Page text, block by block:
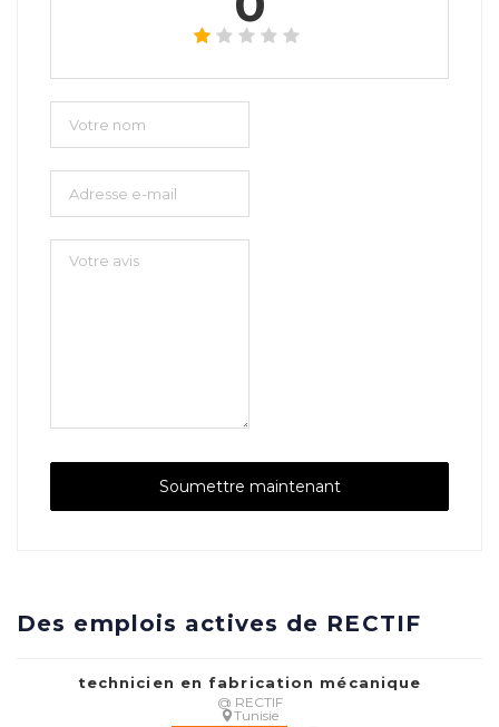
Des emplois actives de RECTIF
technicien en fabrication mécanique
@ RECTIF
Tunisie